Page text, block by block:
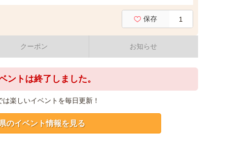
保存 1
クーポン お知らせ
ントは終了しました。
は楽しいイベントを毎日更新！
のイベント情報を見る